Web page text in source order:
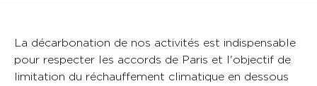
La décarbonation de nos activités est indispensable
pour respecter les accords de Paris et l'objectif de
limitation du réchauffement climatique en dessous